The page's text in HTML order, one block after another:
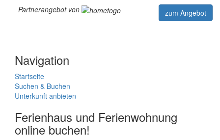
Partnerangebot von
zum Angebot
Navigation
Startseite
Suchen & Buchen
Unterkunft anbieten
Ferienhaus und Ferienwohnung
online buchen!